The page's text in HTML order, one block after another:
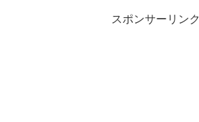
スポンサーリンク